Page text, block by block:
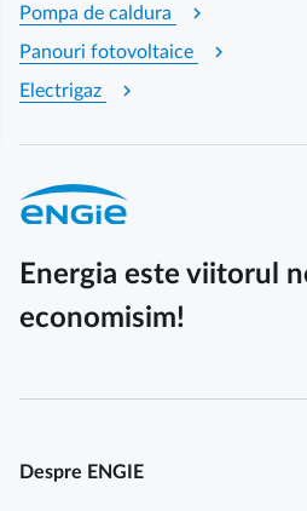
Pompa de caldura chevron_right
Panouri fotovoltaice chevron_right
Electrigaz chevron_right
Energia este viitorul
economisim!
Despre ENGIE